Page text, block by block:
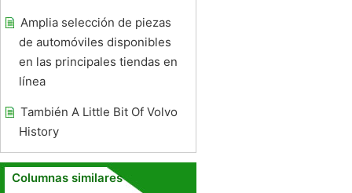
Amplia selección de piezas
de automóviles disponibles
en las principales tiendas en
línea
También A Little Bit Of Volvo
History
Columnas similares